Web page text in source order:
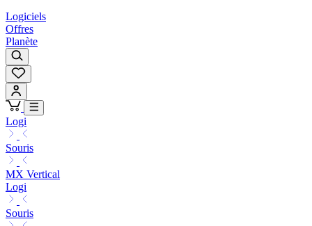
Logiciels
Offres
Planète
Logi
Souris
MX Vertical
Logi
Souris